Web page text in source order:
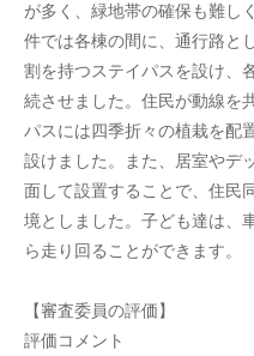
が多く、緑地帯の確保も難し
件では各棟の間に、通行路と
割を持つステイパスを設け、
続させました。住民が動線を
パスには四季折々の植栽を配
設けました。また、居室やデ
面して設置することで、住民
境としました。子ども達は、
ら走り回ることができます。
【審査委員の評価】
評価コメント